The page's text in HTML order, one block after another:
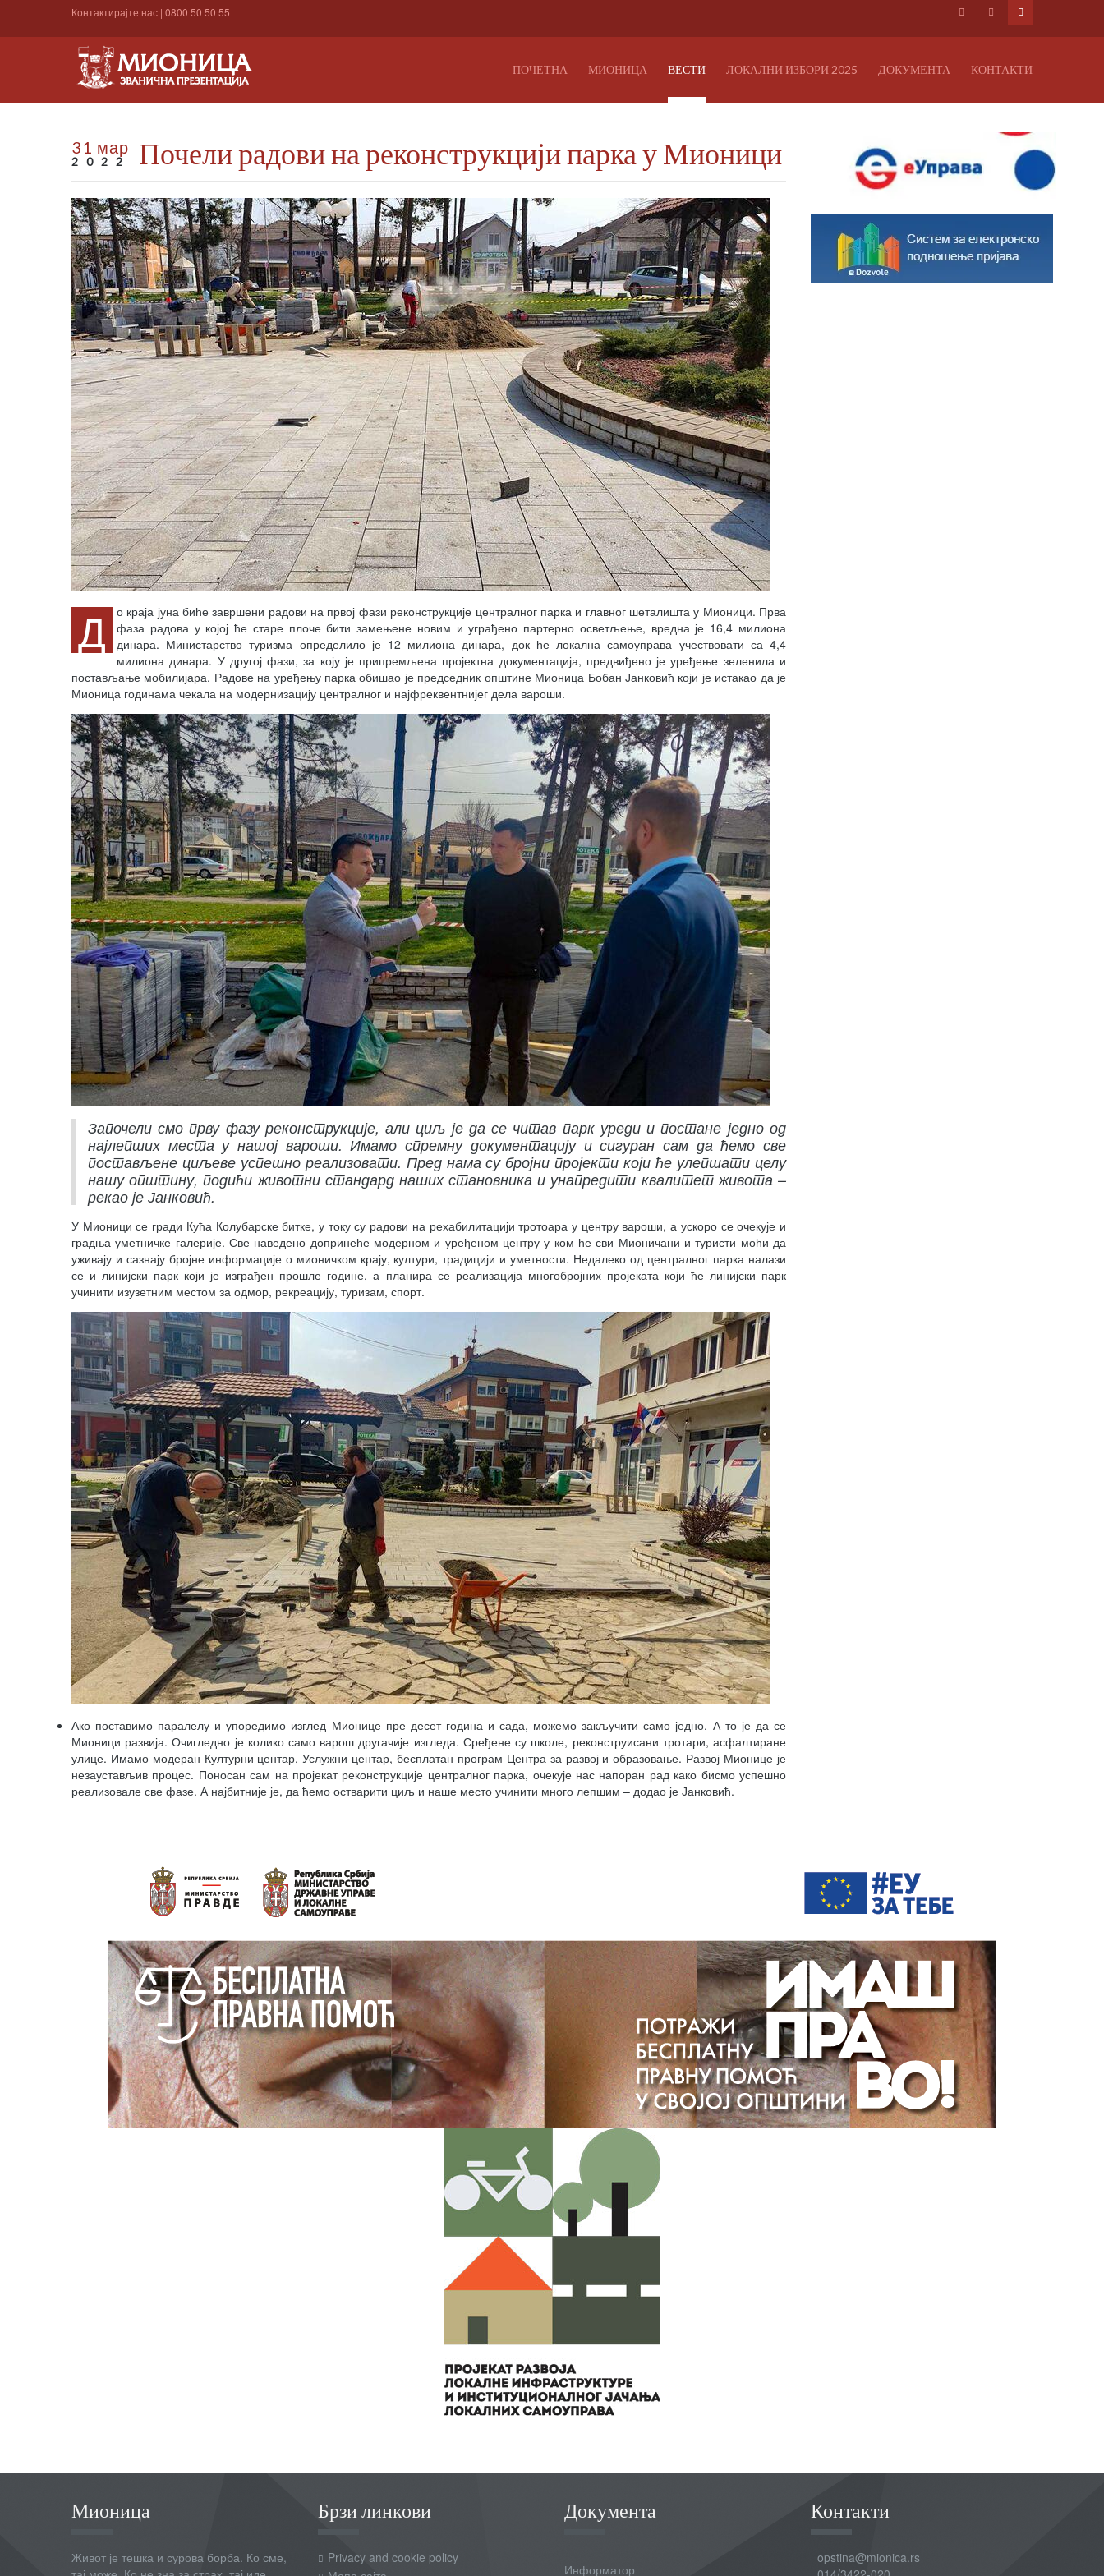
Контактирајте нас | 0800 50 50 55
ПОЧЕТНА МИОНИЦА ВЕСТИ ЛОКАЛНИ ИЗБОРИ 2025 ДОКУМЕНТА КОНТАКТИ
31 мар
2022 Почели радови на реконструкцији парка у Мионици
Д
о краја јуна биће завршени радови на првој фази реконструкције централног парка и главног шеталишта у Мионици. Прва
фаза радова у којој ће старе плоче бити замењене новим и уграђено партерно осветљење, вредна је 16,4 милиона
динара. Министарство туризма определило је 12 милиона динара, док ће локална самоуправа учествовати са 4,4
милиона динара. У другој фази, за коју је припремљена пројектна документација, предвиђено је уређење зеленила и
постављање мобилијара. Радове на уређењу парка обишао је председник општине Мионица Бобан Јанковић који је истакао да је
Мионица годинама чекала на модернизацију централног и најфреквентнијег дела вароши.
Започели смо прву фазу реконструкције, али циљ је да се читав парк уреди и постане једно од
најлепших места у нашој вароши. Имамо спремну документацију и сигуран сам да ћемо све
постављене циљеве успешно реализовати. Пред нама су бројни пројекти који ће улепшати целу
нашу општину, подићи животни стандард наших становника и унапредити квалитет живота –
рекао је Јанковић.
У Мионици се гради Кућа Колубарске битке, у току су радови на рехабилитацији тротоара у центру вароши, а ускоро се очекује и
градња уметничке галерије. Све наведено допринеће модерном и уређеном центру у ком ће сви Мионичани и туристи моћи да
уживају и сазнају бројне информације о мионичком крају, култури, традицији и уметности. Недалеко од централног парка налази
се и линијски парк који је изграђен прошле године, а планира се реализација многобројних пројеката који ће линијски парк
учинити изузетним местом за одмор, рекреацију, туризам, спорт.
Ако поставимо паралелу и упоредимо изглед Мионице пре десет година и сада, можемо закључити само једно. А то је да се
Мионици развија. Очигледно је колико само варош другачије изгледа. Сређене су школе, реконструисани тротари, асфалтиране
улице. Имамо модеран Културни центар, Услужни центар, бесплатан програм Центра за развој и образовање. Развој Мионице је
незаустављив процес. Поносан сам на пројекат реконструкције централног парка, очекује нас напоран рад како бисмо успешно
реализовале све фазе. А најбитније је, да ћемо остварити циљ и наше место учинити много лепшим – додао је Јанковић.
Мионица
Живот је тешка и сурова борба. Ко сме,
Брзи линкови
Privacy and cookie policy
Документа
Информатор
Контакти
opstina@mionica.rs